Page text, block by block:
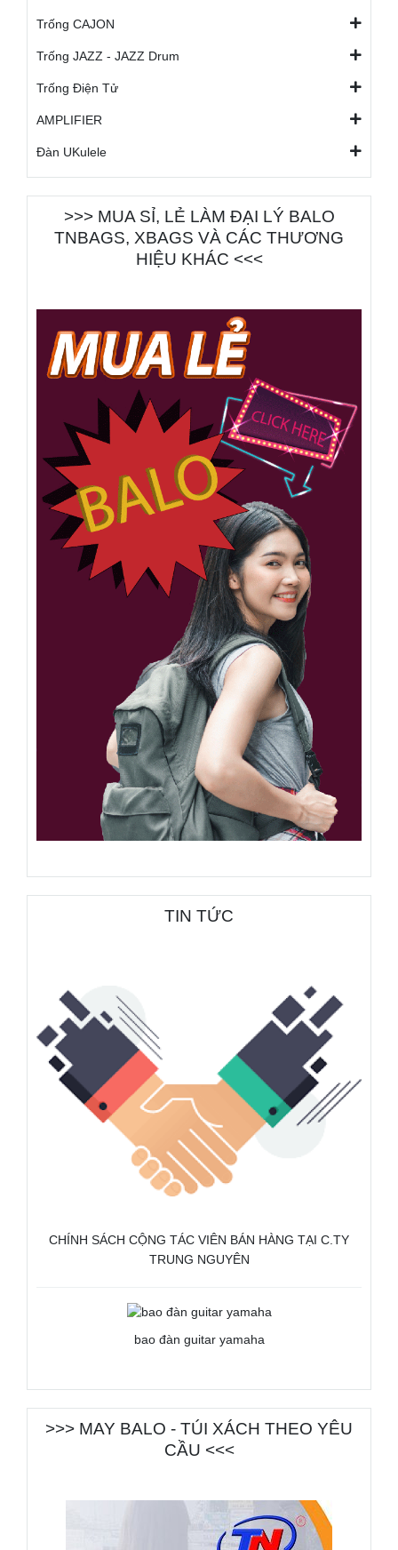
Trống CAJON
Trống JAZZ - JAZZ Drum
Trống Điện Tử
AMPLIFIER
Đàn UKulele
>>> MUA SỈ, LẺ LÀM ĐẠI LÝ BALO
TNBAGS, XBAGS VÀ CÁC THƯƠNG
HIỆU KHÁC <<<
TIN TỨC
CHÍNH SÁCH CỘNG TÁC VIÊN BÁN HÀNG TẠI C.TY
TRUNG NGUYÊN
bao đàn guitar yamaha
>>> MAY BALO - TÚI XÁCH THEO YÊU
CẦU <<<